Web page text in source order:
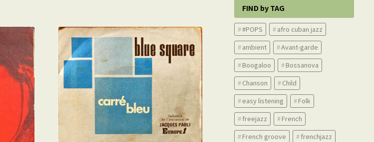
FIND by TAG
#POPS
afro cuban jazz
ambient
Avant-garde
Boogaloo
Bossanova
Chanson
Child
easy listening
Folk
freejazz
French
French groove
frenchjazz